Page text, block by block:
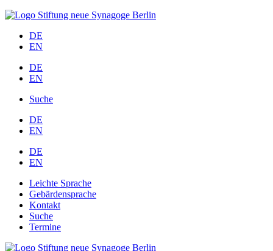
DE
EN
DE
EN
Suche
DE
EN
DE
EN
Leichte Sprache
Gebärdensprache
Kontakt
Suche
Termine